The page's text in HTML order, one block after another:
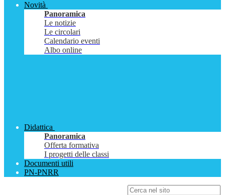
Novità
Panoramica
Le notizie
Le circolari
Calendario eventi
Albo online
Didattica
Panoramica
Offerta formativa
I progetti delle classi
Documenti utili
PN-PNRR